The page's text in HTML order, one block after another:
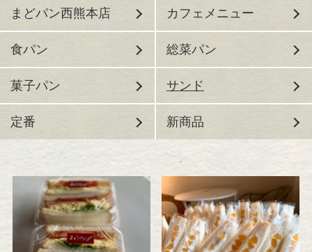
まどパン西熊本店 カフェメニュー
食パン 総菜パン
菓子パン サンド
定番 新商品